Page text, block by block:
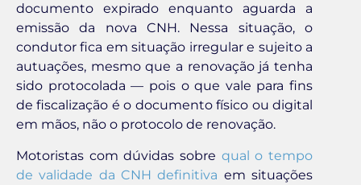
documento expirado enquanto aguarda a
emissão da nova CNH. Nessa situação, o
condutor fica em situação irregular e sujeito a
autuações, mesmo que a renovação já tenha
sido protocolada — pois o que vale para fins
de fiscalização é o documento físico ou digital
em mãos, não o protocolo de renovação.
Motoristas com dúvidas sobre qual o tempo
de validade da CNH definitiva em situações